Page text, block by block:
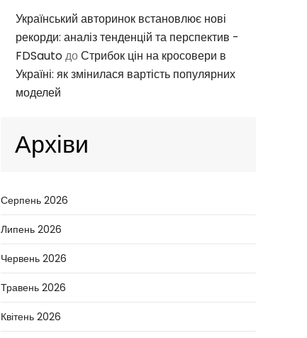
Український авторинок встановлює нові
рекорди: аналіз тенденцій та перспектив -
FDSautoдоСтрибок цін на кросовери в
Україні: як змінилася вартість популярних
моделей
Архіви
Серпень 2026
Липень 2026
Червень 2026
Травень 2026
Квітень 2026